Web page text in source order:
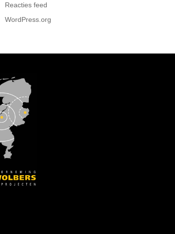
Reacties feed
WordPress.org